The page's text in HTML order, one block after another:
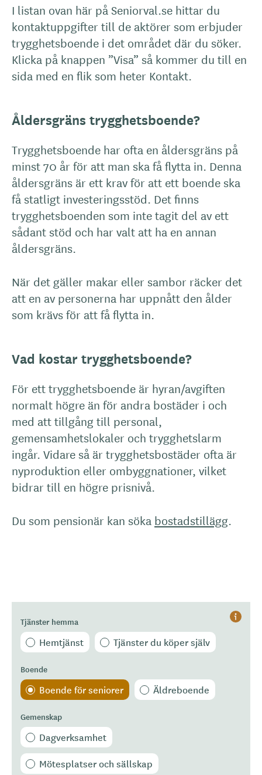
Hjälp
Tjänster hemma
Hemtjänst Tjänster du köper själv
Boende
Boende för seniorer Äldreboende
Gemenskap
Dagverksamhet
Mötesplatser och sällskap
I listan ovan här på Seniorval.se hittar du
kontaktuppgifter till de aktörer som erbjuder
trygghetsboende i det området där du söker.
Klicka på knappen ”Visa” så kommer du till en
sida med en flik som heter Kontakt.
Åldersgräns trygghetsboende?
Trygghetsboende har ofta en åldersgräns på
minst 70 år för att man ska få flytta in. Denna
åldersgräns är ett krav för att ett boende ska
få statligt investeringsstöd. Det finns
trygghetsboenden som inte tagit del av ett
sådant stöd och har valt att ha en annan
åldersgräns.
När det gäller makar eller sambor räcker det
att en av personerna har uppnått den ålder
som krävs för att få flytta in.
Vad kostar trygghetsboende?
För ett trygghetsboende är hyran/avgiften
normalt högre än för andra bostäder i och
med att tillgång till personal,
gemensamhetslokaler och trygghetslarm
ingår. Vidare så är trygghetsbostäder ofta är
nyproduktion eller ombyggnationer, vilket
bidrar till en högre prisnivå.
Du som pensionär kan söka bostadstillägg.